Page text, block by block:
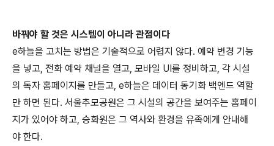
바꿔야 할 것은 시스템이 아니라 관점이다
e하늘을 고치는 방법은 기술적으로 어렵지 않다. 예약 변경 기능
을 넣고, 전화 예약 채널을 열고, 모바일 UI를 정비하고, 각 시설
의 독자 홈페이지를 만들고, e하늘은 데이터 동기화 백엔드 역할
만 하면 된다. 서울추모공원은 그 시설의 공간을 보여주는 홈페이
지가 있어야 하고, 승화원은 그 역사와 환경을 유족에게 안내해
야 한다.